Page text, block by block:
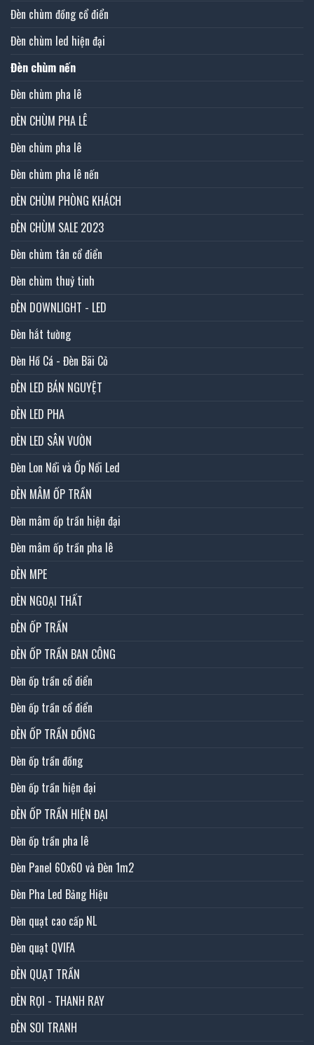
Đèn chùm đồng cổ điển
Đèn chùm led hiện đại
Đèn chùm nến
Đèn chùm pha lê
ĐÈN CHÙM PHA LÊ
Đèn chùm pha lê
Đèn chùm pha lê nến
ĐÈN CHÙM PHÒNG KHÁCH
ĐÈN CHÙM SALE 2023
Đèn chùm tân cổ điển
Đèn chùm thuỷ tinh
ĐÈN DOWNLIGHT - LED
Đèn hắt tường
Đèn Hồ Cá - Đèn Bãi Cỏ
ĐÈN LED BÁN NGUYỆT
ĐÈN LED PHA
ĐÈN LED SÂN VƯỜN
Đèn Lon Nổi và Ốp Nổi Led
ĐÈN MÂM ỐP TRẦN
Đèn mâm ốp trần hiện đại
Đèn mâm ốp trần pha lê
ĐÈN MPE
ĐÈN NGOẠI THẤT
ĐÈN ỐP TRẦN
ĐÈN ỐP TRẦN BAN CÔNG
Đèn ốp trần cổ điển
Đèn ốp trần cổ điển
ĐÈN ỐP TRẦN ĐỒNG
Đèn ốp trần đồng
Đèn ốp trần hiện đại
ĐÈN ỐP TRẦN HIỆN ĐẠI
Đèn ốp trần pha lê
Đèn Panel 60x60 và Đèn 1m2
Đèn Pha Led Bảng Hiệu
Đèn quạt cao cấp NL
Đèn quạt QVIFA
ĐÈN QUẠT TRẦN
ĐÈN RỌI - THANH RAY
ĐÈN SOI TRANH